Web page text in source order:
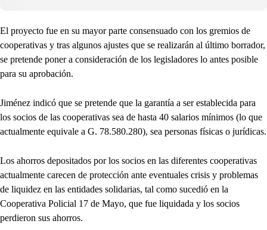
El proyecto fue en su mayor parte consensuado con los gremios de
cooperativas y tras algunos ajustes que se realizarán al último borrador,
se pretende poner a consideración de los legisladores lo antes posible
para su aprobación.
Jiménez indicó que se pretende que la garantía a ser establecida para
los socios de las cooperativas sea de hasta 40 salarios mínimos (lo que
actualmente equivale a G. 78.580.280), sea personas físicas o jurídicas.
Los ahorros depositados por los socios en las diferentes cooperativas
actualmente carecen de protección ante eventuales crisis y problemas
de liquidez en las entidades solidarias, tal como sucedió en la
Cooperativa Policial 17 de Mayo, que fue liquidada y los socios
perdieron sus ahorros.